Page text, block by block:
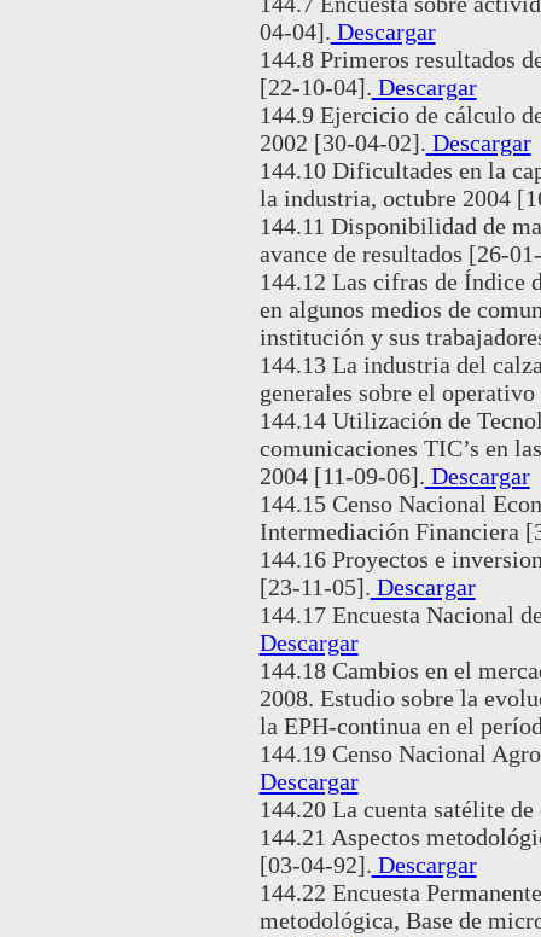
04-04]. Descargar
144.8 Primeros resultados
[22-10-04]. Descargar
144.9 Ejercicio de cálculo
2002 [30-04-02]. Descargar
144.10 Dificultades en la
la industria, octubre 2004
144.11 Disponibilidad de
avance de resultados [26-
144.12 Las cifras de Índice
en algunos medios de
institución y sus
144.13 La industria del
generales sobre el
144.14 Utilización de
comunicaciones TIC’s en
2004 [11-09-06]. Descargar
144.15 Censo Nacional
Intermediación Financiera
144.16 Proyectos e
[23-11-05]. Descargar
144.17 Encuesta Nacional
Descargar
144.18 Cambios en el
2008. Estudio sobre la
la EPH-continua en el
144.19 Censo Nacional
Descargar
144.20 La cuenta satélite
144.21 Aspectos
[03-04-92]. Descargar
144.22 Encuesta
metodológica, Base de